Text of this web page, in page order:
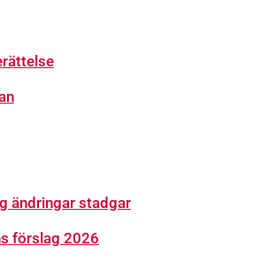
ändringar stadgar
förslag 2026